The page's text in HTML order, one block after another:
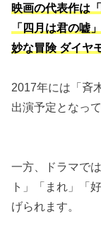
映画の代表作は
「四月は君の嘘
妙な冒険 ダイヤ
2017年には「斉
出演予定となって
一方、ドラマで
ト」「まれ」「
げられます。